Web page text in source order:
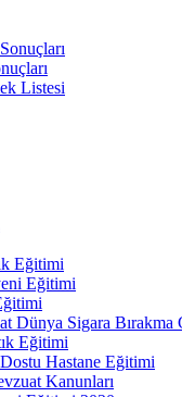
Listesi
Eğitimi
Eğitimi
Dünya Sigara Bırakma
Eğitimi
Hastane Eğitimi
Kanunları